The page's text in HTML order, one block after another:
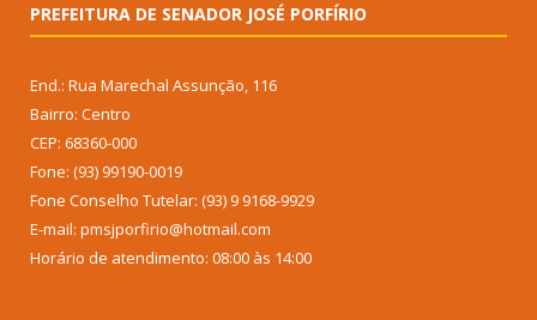
PREFEITURA DE SENADOR JOSÉ PORFÍRIO
End.: Rua Marechal Assunção, 116
Bairro: Centro
CEP: 68360-000
Fone: (93) 99190-0019
Fone Conselho Tutelar: (93) 9 9168-9929
E-mail: pmsjporfirio@hotmail.com
Horário de atendimento: 08:00 às 14:00